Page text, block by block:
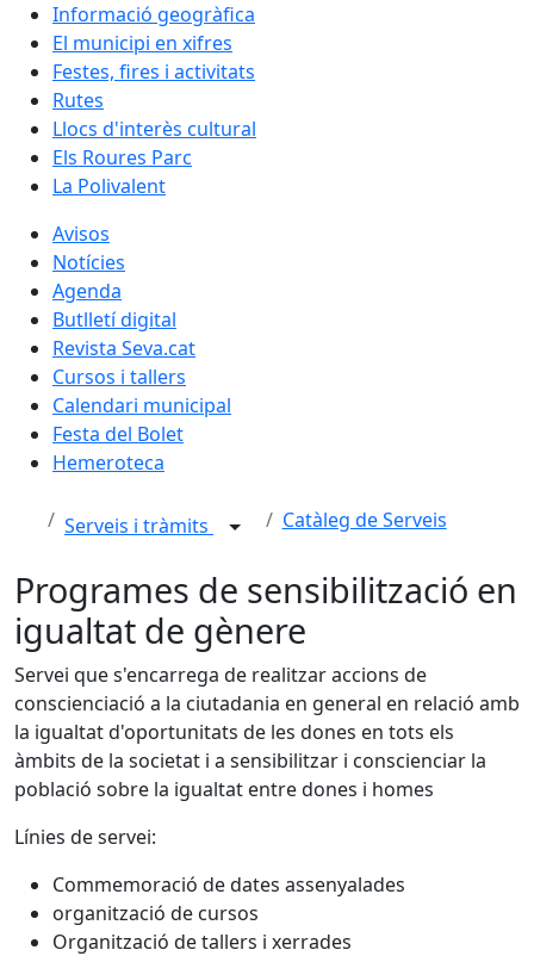
Informació geogràfica
El municipi en xifres
Festes, fires i activitats
Rutes
Llocs d'interès cultural
Els Roures Parc
La Polivalent
Avisos
Notícies
Agenda
Butlletí digital
Revista Seva.cat
Cursos i tallers
Calendari municipal
Festa del Bolet
Hemeroteca
Serveis i tràmits Catàleg de Serveis
Programes de sensibilització en
igualtat de gènere
Servei que s'encarrega de realitzar accions de
conscienciació a la ciutadania en general en relació amb
la igualtat d'oportunitats de les dones en tots els
àmbits de la societat i a sensibilitzar i conscienciar la
població sobre la igualtat entre dones i homes
Línies de servei:
Commemoració de dates assenyalades
organització de cursos
Organització de tallers i xerrades